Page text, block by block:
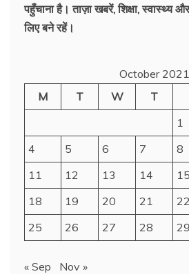
पहुँचाना है। ताज़ा खबरें, शिक्षा, स्वास्थ्य
लिए बने रहें।
October 2021
M
T W T
1
4
5 6 7 8
11
12 13 14 15
18
19 20 21 22
25
26 27 28 29
« Sep Nov »